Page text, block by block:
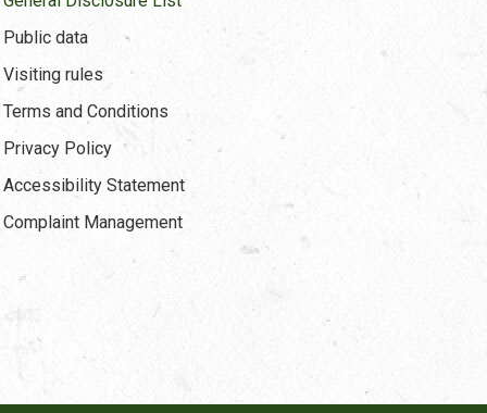
Public data
Visiting rules
Terms and Conditions
Privacy Policy
Accessibility Statement
Complaint Management